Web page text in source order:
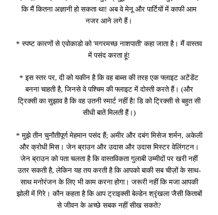
कि मैं कितना अज्ञानी हो सकता था! अब वे मेनू और पार्टियों में काफी आम
नजर आने लगे हैं।
* स्पष्ट कारणों से एवोकाडो को 'मगरमच्छ नाशपाती' कहा जाता है। मैं वास्तव
में पसंद करता हूं!
* इस स्तर पर, दी को यकीन है कि वह बाब्स की तरह एक फ्लाइट अटेंडेंट
बनना चाहती है, जिनसे वे पश्चिम की फ्लाइट में दोस्ती करते हैं। (और
ट्रिक्सी का सुझाव है कि वह उतनी स्मार्ट नहीं है! डि को ट्रिक्सी से बहुत सी
सीधी बातें मिलती हैं।)
* मुझे तीन चुनौतीपूर्ण मेहमान पसंद हैं; अमीर और दबंग मिसेज शर्मन, अकेली
और क्रोधी मिस। जेन ब्राउन और उदास और उदास मिस्टर वेलिंगटन।
जेन ब्राउन को पता चलता है कि वास्तविकता गुलाबी उम्मीदों पर खरी नहीं
उतर सकती है, लेकिन यह तय करती है कि आपको बाकी सब चीज़ों के साथ-
साथ मनोरंजन के लिए भी काम करना होगा। जरूरी नहीं कि मजा आपकी
झोली में गिरे। कौन कहता है कि आप ट्राइक्सी बेल्डेन श्रृंखला जैसी किताबों
से जीवन के अच्छे सबक नहीं सीख सकते?